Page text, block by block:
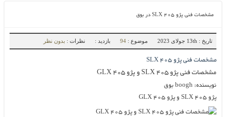
مشخصات فنی پژو ۴۰۵ SLX در بوق
تاریخ : 13th جولای 2023 موضوع : 94 بازدید : نظرات : بدون نظر
مشخصات فنی پژو ۴۰۵ SLX
مشخصات فنی پژو ۴۰۵ SLX و پژو ۴۰۵ GLX
نویسنده: boogh بوق
پژو ۴۰۵ SLX و پژو ۴۰۵ GLX